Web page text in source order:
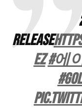
RELEASE
EZ#에